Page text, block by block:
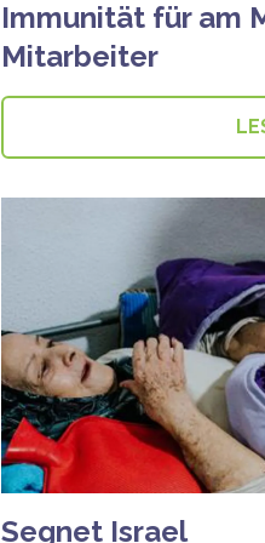
Immunität für am
Mitarbeiter
Segnet Israel